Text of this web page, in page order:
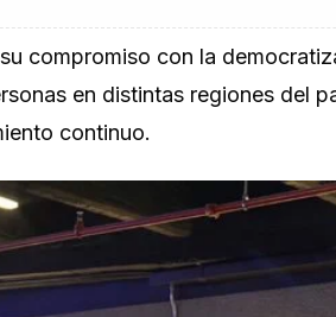
compromiso con la
en distintas regiones del
continuo.